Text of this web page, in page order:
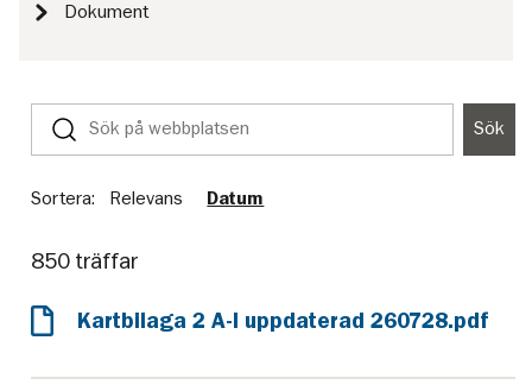
Dokument
Sök
Sök
Sortera: Relevans Datum
850 träffar
Kartbilaga 2 A-I uppdaterad 260728.pdf